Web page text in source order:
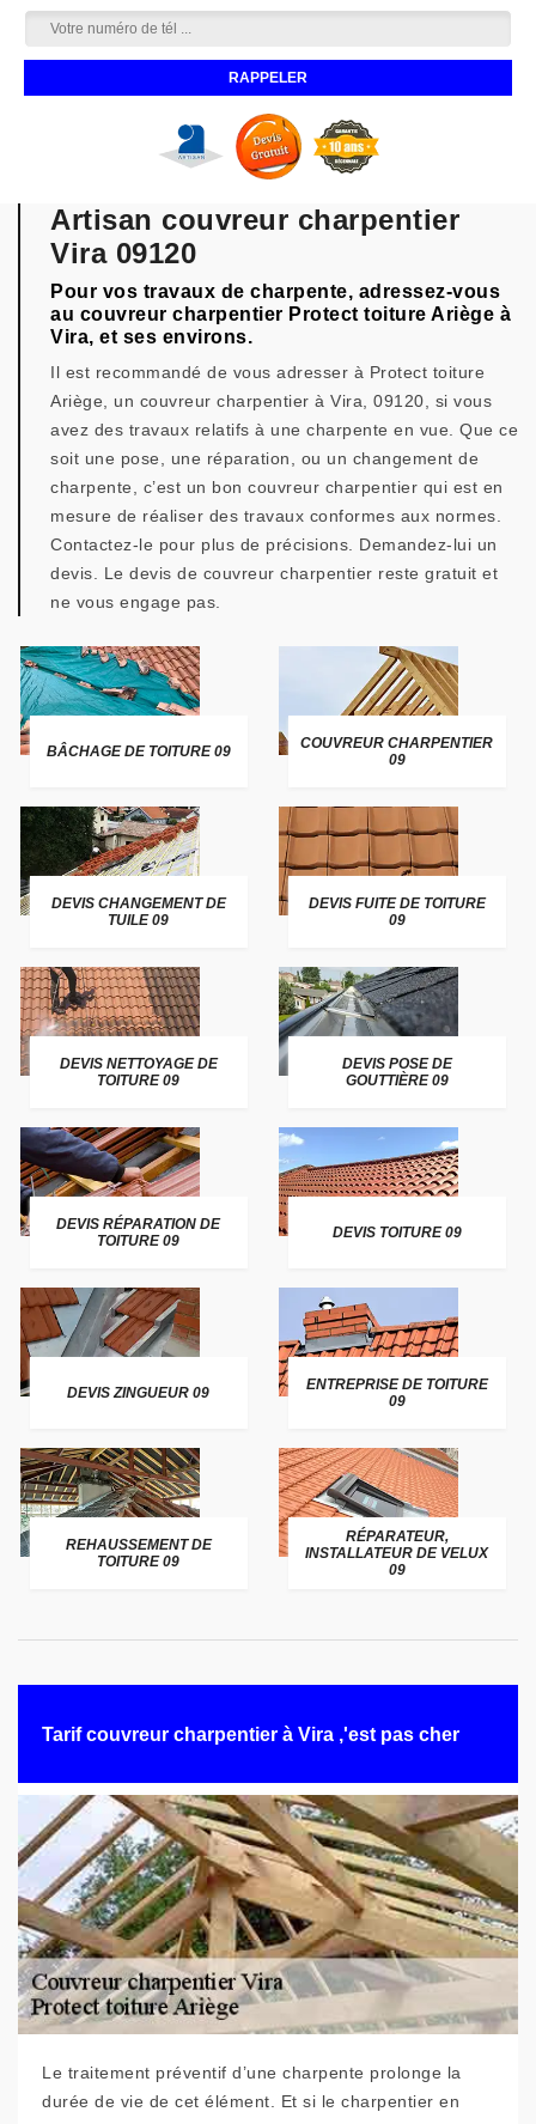
Artisan couvreur charpentier
Vira 09120
Pour vos travaux de charpente, adressez-vous
au couvreur charpentier Protect toiture Ariège à
Vira, et ses environs.
Il est recommandé de vous adresser à Protect toiture
Ariège, un couvreur charpentier à Vira, 09120, si vous
avez des travaux relatifs à une charpente en vue. Que ce
soit une pose, une réparation, ou un changement de
charpente, c’est un bon couvreur charpentier qui est en
mesure de réaliser des travaux conformes aux normes.
Contactez-le pour plus de précisions. Demandez-lui un
devis. Le devis de couvreur charpentier reste gratuit et
ne vous engage pas.
BÂCHAGE DE TOITURE 09
COUVREUR CHARPENTIER
09
DEVIS CHANGEMENT DE
TUILE 09
DEVIS FUITE DE TOITURE
09
DEVIS NETTOYAGE DE
TOITURE 09
DEVIS POSE DE
GOUTTIÈRE 09
DEVIS RÉPARATION DE
TOITURE 09
DEVIS TOITURE 09
DEVIS ZINGUEUR 09
ENTREPRISE DE TOITURE
09
REHAUSSEMENT DE
TOITURE 09
RÉPARATEUR,
INSTALLATEUR DE VELUX
09
Tarif couvreur charpentier à Vira ,'est pas cher
Le traitement préventif d’une charpente prolonge la
durée de vie de cet élément. Et si le charpentier en